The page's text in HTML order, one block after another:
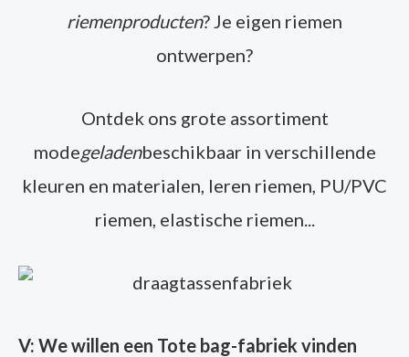
riemenproducten? Je eigen riemen
ontwerpen?
Ontdek ons grote assortiment
modegeladenbeschikbaar in verschillende
kleuren en materialen, leren riemen, PU/PVC
riemen, elastische riemen...
V: We willen een Tote bag-fabriek vinden